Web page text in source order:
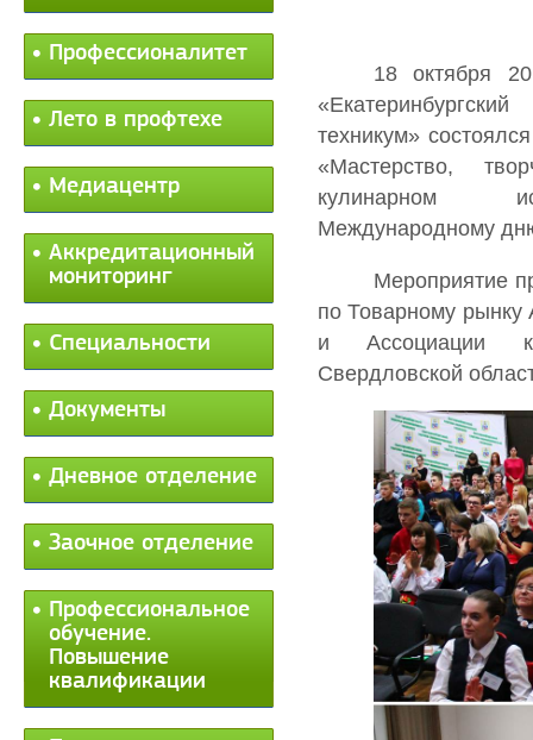
Профессионалитет
Лето в профтехе
Медиацентр
Аккредитационный
мониторинг
Специальности
Документы
Дневное отделение
Заочное отделение
Профессиональное
обучение.
Повышение
квалификации
18 октября
техникум»
«Мастерство,
кулинарном
Международному
Мероприятие
по Товарному рынку
и Ассоциации
Свердловской